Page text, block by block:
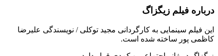
درباره فیلم زیگزاگ
این فیلم سینمایی به کارگردانی مجید توکلی / نویسندگی علیرضا
کاظمی پور ساخته شده است.